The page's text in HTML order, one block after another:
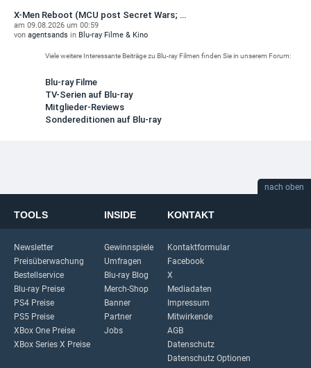
X-Men Reboot (MCU post Secret Wars; …
am 09.08.2026 um 00:59
von agentsands in Blu-ray Filme & Kino
Viele weitere Interessante Beiträge zu Blu-ray Filmen finden Sie in unserem Forum:
Blu-ray Filme
TV-Serien auf Blu-ray
Mitglieder-Reviews
Sondereditionen auf Blu-ray
nach oben
TOOLS
Newsletter
Preisüberwachung
Bestellservice
Blu-ray Preise
PS4 Preise
PS5 Preise
XBox One Preise
XBox Series X Preise
INSIDE
Gewinnspiele
Umfragen
Blu-ray Blog
Merch-Shop
Banner
Partner
Jobs
KONTAKT
Kontaktformular
Facebook
X
Mediadaten
Impressum
Mitwirkende
AGB
Datenschutz
Datenschutz Optionen